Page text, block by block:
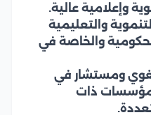
وإعلامية عالية.
والتعليمية
والخاصة في
لغوي ومستشار في
ذات